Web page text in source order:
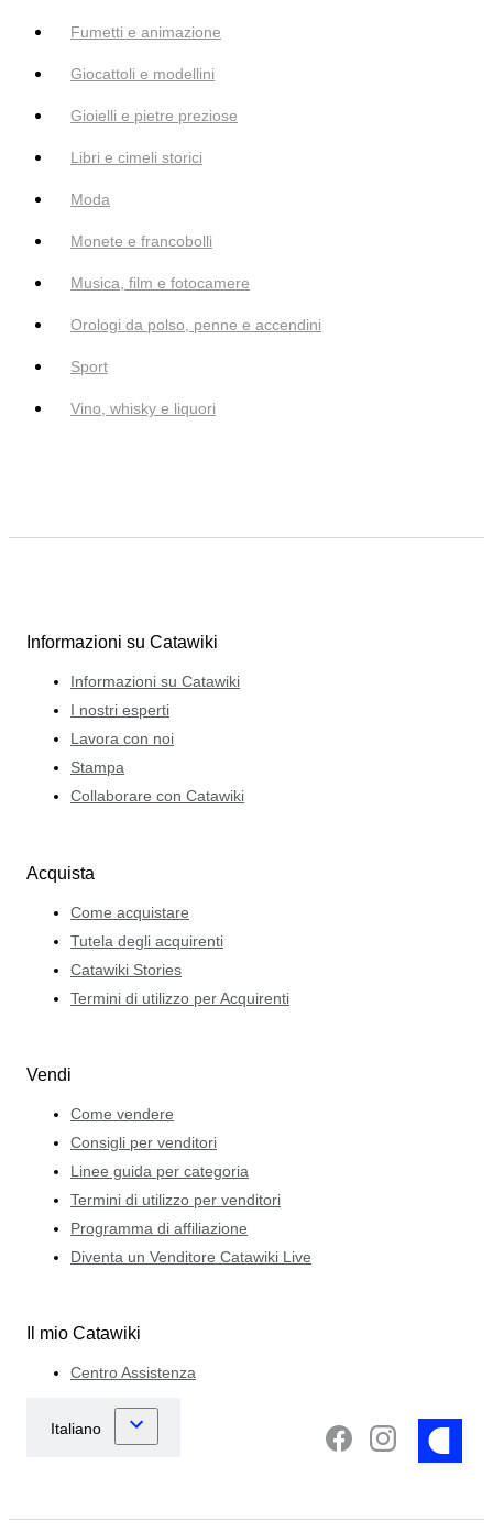
Fumetti e animazione
Giocattoli e modellini
Gioielli e pietre preziose
Libri e cimeli storici
Moda
Monete e francobolli
Musica, film e fotocamere
Orologi da polso, penne e accendini
Sport
Vino, whisky e liquori
Informazioni su Catawiki
Informazioni su Catawiki
I nostri esperti
Lavora con noi
Stampa
Collaborare con Catawiki
Acquista
Come acquistare
Tutela degli acquirenti
Catawiki Stories
Termini di utilizzo per Acquirenti
Vendi
Come vendere
Consigli per venditori
Linee guida per categoria
Termini di utilizzo per venditori
Programma di affiliazione
Diventa un Venditore Catawiki Live
Il mio Catawiki
Centro Assistenza